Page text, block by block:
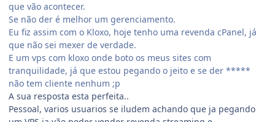
que vão acontecer.
Se não der é melhor um gerenciamento.
Eu fiz assim com o Kloxo, hoje tenho uma revenda cPanel, já
que não sei mexer de verdade.
E um vps com kloxo onde boto os meus sites com
tranquilidade, já que estou pegando o jeito e se der *****
não tem cliente nenhum ;p
A sua resposta esta perfeita..
Pessoal, varios usuarios se iludem achando que ja pegando